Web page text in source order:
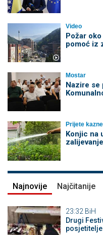
Video
Požar
pomoć iz
Mostar
Nazire se
Prijete
Konjic na
Najnovije Najčitanije
23:32 BiH
Drugi